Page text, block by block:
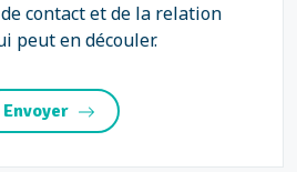
contact et de la relation
peut en découler.
Envoyer